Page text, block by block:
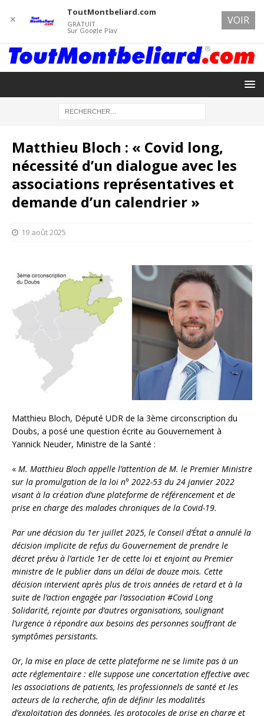
Matthieu Bloch : « Covid long,
nécessité d’un dialogue avec les
associations représentatives et
demande d’un calendrier »
19 août 2025
Matthieu Bloch, Député UDR de la 3ème circonscription du
Doubs, a posé une question écrite au Gouvernement à
Yannick Neuder, Ministre de la Santé :
« M. Matthieu Bloch appelle l’attention de M. le Premier Ministre
sur la promulgation de la loi n° 2022-53 du 24 janvier 2022
visant à la création d’une plateforme de référencement et de
prise en charge des malades chroniques de la Covid-19.
Par une décision du 1er juillet 2025, le Conseil d’État a annulé la
décision implicite de refus du Gouvernement de prendre le
décret prévu à l’article 1er de cette loi et enjoint au Premier
ministre de le publier dans un délai de douze mois. Cette
décision intervient après plus de trois années de retard et à la
suite de l’action engagée par l’association #Covid Long
Solidarité, rejointe par d’autres organisations, soulignant
l’urgence à répondre aux besoins des personnes souffrant de
symptômes persistants.
Or, la mise en place de cette plateforme ne se limite pas à un
acte réglementaire : elle suppose une concertation effective avec
les associations de patients, les professionnels de santé et les
acteurs de la recherche, afin de définir les modalités
d’exploitation des données, les protocoles de prise en charge et
✕
ToutMontbeliard.com
GRATUIT
Sur Google Play
VOIR